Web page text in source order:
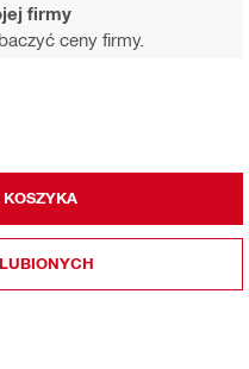
firmy
ceny firmy.